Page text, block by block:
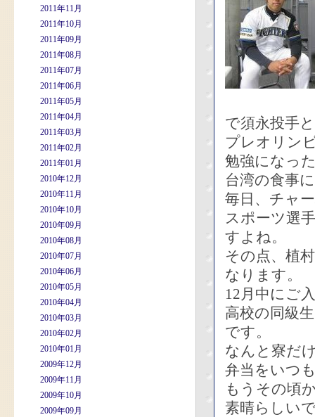
2011年11月
2011年10月
2011年09月
2011年08月
2011年07月
2011年06月
2011年05月
2011年04月
2011年03月
2011年02月
2011年01月
2010年12月
2010年11月
2010年10月
2010年09月
2010年08月
2010年07月
2010年06月
2010年05月
2010年04月
2010年03月
2010年02月
2010年01月
2009年12月
2009年11月
2009年10月
2009年09月
で須永投手
プレオリン
勉強になっ
台湾の食事
毎日、チャ
スポーツ選
すよね。
その点、植
なります。
12月中にご
高校の同級
です。
なんと寮だ
弁当をいつ
もうその頃
素晴らしい